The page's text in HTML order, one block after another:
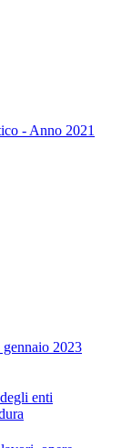
- Anno 2021
2023
enti